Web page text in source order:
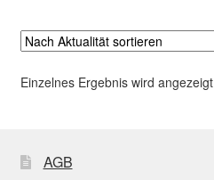
Einzelnes Ergebnis wird angezeigt
AGB